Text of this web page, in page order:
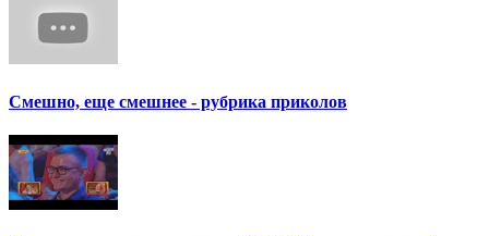
Смешно, еще смешнее - рубрика приколов